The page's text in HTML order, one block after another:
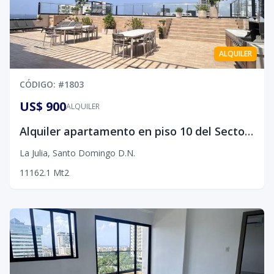
ALQUILER
CÓDIGO: #1803
ALQUILER
US$ 900
Alquiler apartamento en piso 10 del Sector La Julia, D.N
La Julia, Santo Domingo D.N.
1 1 162.1 Mt2